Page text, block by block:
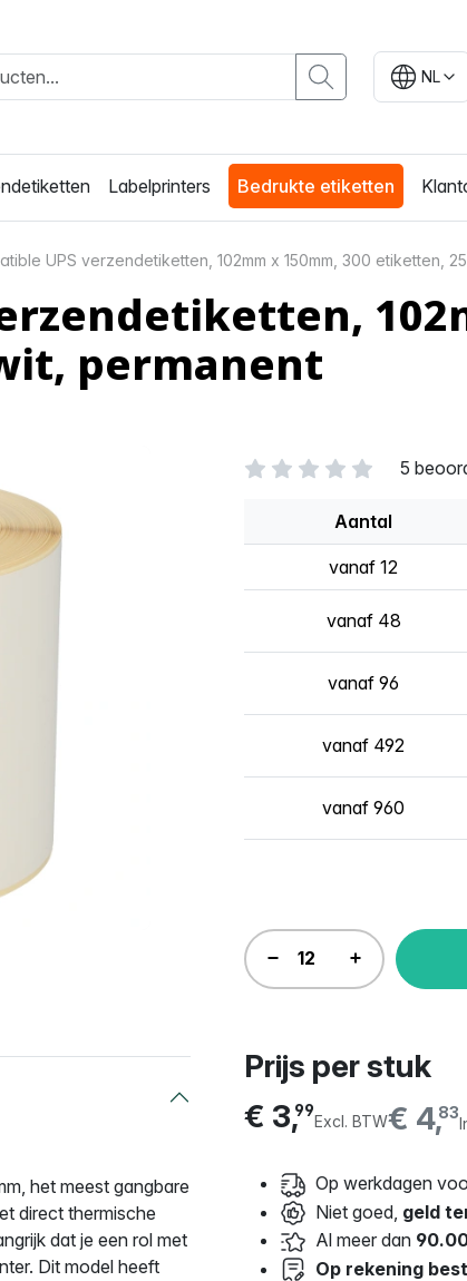
NL
Labelprinters Bedrukte etiketten
UPS verzendetiketten, 102mm x 150mm, 300 etiketten,
permanent
5
Aantal
vanaf 12
vanaf 48
vanaf 96
vanaf 492
vanaf 960
Prijs per stuk
€ 4,83
€ 3,99
Excl. BTW
Op werkdagen
Niet goed, geld
Al meer dan
Op rekening
het meest gangbare
direct thermische
dat je een rol met
Dit model heeft